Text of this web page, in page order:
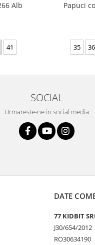
Alb
41
Papuci
35 36
SOCIAL
Urmareste-ne in social media
DATE
77 KIDBIT
J30/654/2012
RO30634190